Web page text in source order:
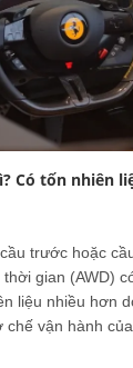
Có tốn nhiên
trước hoặc
gian (AWD)
liệu nhiều hơn
chế vận hành